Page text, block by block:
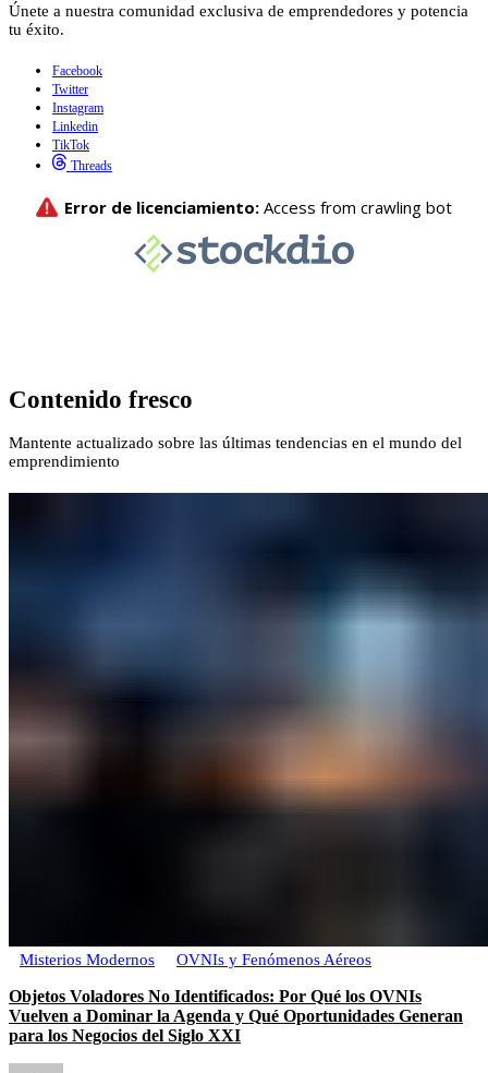
Únete a nuestra comunidad exclusiva de emprendedores y potencia
tu éxito.
Facebook
Twitter
Instagram
Linkedin
TikTok
Threads
Contenido fresco
Mantente actualizado sobre las últimas tendencias en el mundo del
emprendimiento
Misterios Modernos OVNIs y Fenómenos Aéreos
Objetos Voladores No Identificados: Por Qué los OVNIs
Vuelven a Dominar la Agenda y Qué Oportunidades Generan
para los Negocios del Siglo XXI